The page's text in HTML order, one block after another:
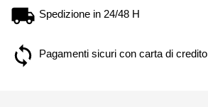
Spedizione in 24/48 H
Pagamenti sicuri con carta di credito